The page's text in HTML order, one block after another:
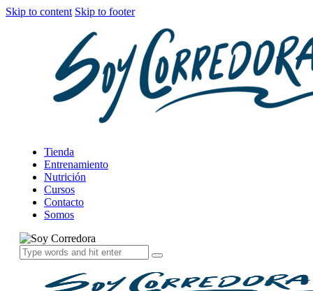
Skip to content Skip to footer
Tienda
Entrenamiento
Nutrición
Cursos
Contacto
Somos